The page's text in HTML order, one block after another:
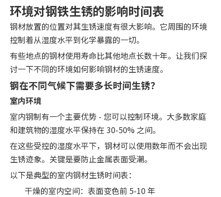
环境对钢铁生锈的影响时间表
钢材放置的位置对其生锈速度有很大影响。它周围的环境
控制着从湿度水平到化学暴露的一切。
有些地点的钢材使用寿命比其他地点长数十年。让我们探
讨一下不同的环境如何影响钢材的生锈速度。
钢在不同气候下需要多长时间生锈？
室内环境
室内钢制有一个主要优势 - 您可以控制环境。大多数家庭
和建筑物的湿度水平保持在 30-50% 之间。
在这些受控的湿度水平下，钢材可以使用数年而不会出现
生锈迹象。关键是要防止金属表面受潮。
以下是典型的室内钢材生锈时间表：
干燥的室内空间：表面变色前 5-10 年